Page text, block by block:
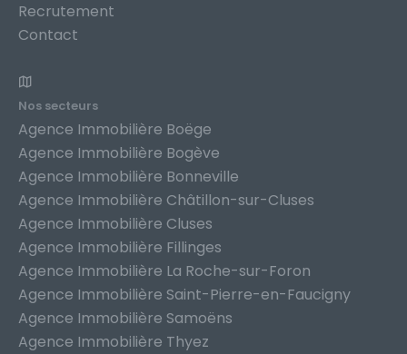
Recrutement
Contact
Nos secteurs
Agence Immobilière Boëge
Agence Immobilière Bogève
Agence Immobilière Bonneville
Agence Immobilière Châtillon-sur-Cluses
Agence Immobilière Cluses
Agence Immobilière Fillinges
Agence Immobilière La Roche-sur-Foron
Agence Immobilière Saint-Pierre-en-Faucigny
Agence Immobilière Samoëns
Agence Immobilière Thyez